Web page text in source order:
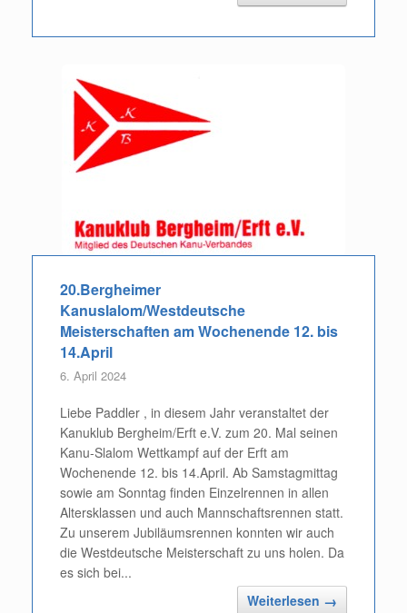
20.Bergheimer
Kanuslalom/Westdeutsche
Meisterschaften am Wochenende 12. bis
14.April
6. April 2024
Liebe Paddler , in diesem Jahr veranstaltet der
Kanuklub Bergheim/Erft e.V. zum 20. Mal seinen
Kanu-Slalom Wettkampf auf der Erft am
Wochenende 12. bis 14.April. Ab Samstagmittag
sowie am Sonntag finden Einzelrennen in allen
Altersklassen und auch Mannschaftsrennen statt.
Zu unserem Jubiläumsrennen konnten wir auch
die Westdeutsche Meisterschaft zu uns holen. Da
es sich bei...
Weiterlesen →